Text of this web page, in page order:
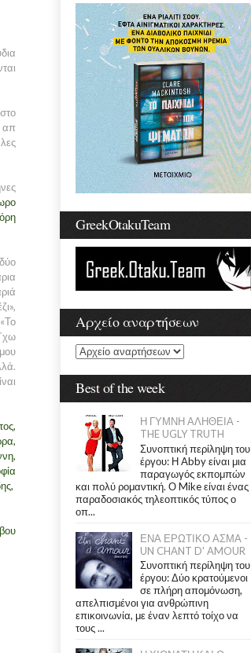
απ
GreekOtakuTeam
Αρχείο αναρτήσεων
Best of the week
Η ΓΥΜΝΗ ΑΛΗΘΕΙΑ -
THE UGLY TRUTH
Συνοπτική περίληψη του
έργου: Η Abby είναι μια
παραγωγός εκπομπών
και πολύ ρομαντική. Ο Mike είναι ένας
παραδοσιακός τηλεοπτικός τύπος ο
οπ...
ΕΝΑ ΕΡΩΤΙΚΟ ΑΣΜΑ -
UN CHANT D' AMOUR
Συνοπτική περίληψη του
έργου: Δύο κρατούμενοι
σε πλήρη απομόνωση,
απελπισμένοι για ανθρώπινη
επικοινωνία, με έναν λεπτό τοίχο να
τους ...